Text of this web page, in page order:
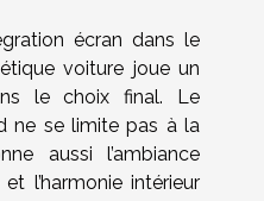
écran dans le
voiture joue un
le choix final. Le
ne se limite pas à la
aussi l’ambiance
l’harmonie intérieur